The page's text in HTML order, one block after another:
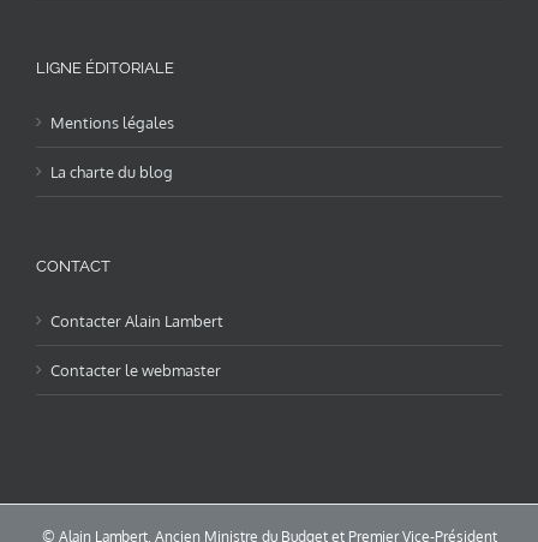
LIGNE ÉDITORIALE
Mentions légales
La charte du blog
CONTACT
Contacter Alain Lambert
Contacter le webmaster
© Alain Lambert, Ancien Ministre du Budget et Premier Vice-Président